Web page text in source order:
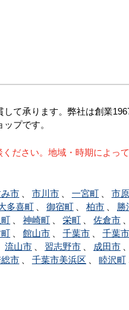
て承ります。弊社は創業
プです。
ださい。地域・時期によっ
市 市川市 一宮町 市
多喜町 御宿町 柏市 勝
神崎町 栄町 佐倉市
館山市 千葉市 千葉
流山市 習志野市 成田市
市 千葉市美浜区 睦沢町